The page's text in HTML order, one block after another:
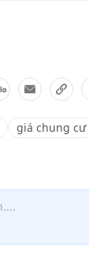
giá chung cư